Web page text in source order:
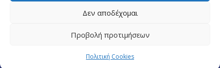
Δεν αποδέχομαι
Προβολή προτιμήσεων
Πολιτική Cookies
© Copyright pis.gr 2019 - Designed & Hosted by